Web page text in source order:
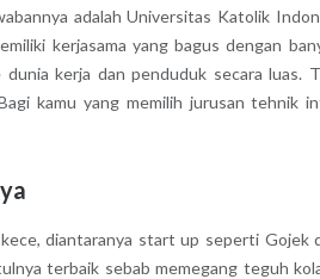
adalah Universitas Katolik
kerjasama yang bagus dengan
kerja dan penduduk secara luas.
kamu yang memilih jurusan tehnik
diantaranya start up seperti Gojek
terbaik sebab memegang teguh